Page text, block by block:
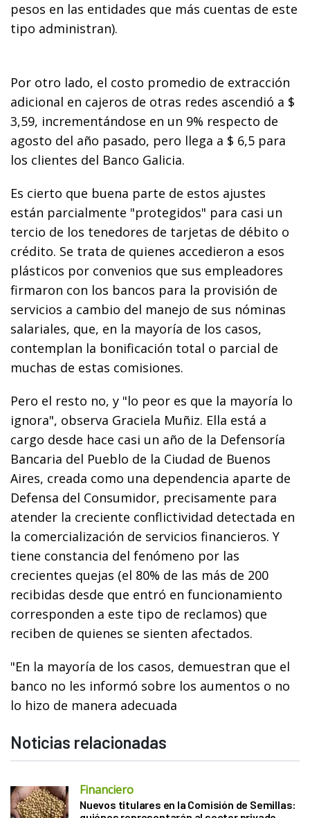
pesos en las entidades que más cuentas de este
tipo administran).
Por otro lado, el costo promedio de extracción
adicional en cajeros de otras redes ascendió a $
3,59, incrementándose en un 9% respecto de
agosto del año pasado, pero llega a $ 6,5 para
los clientes del Banco Galicia.
Es cierto que buena parte de estos ajustes
están parcialmente "protegidos" para casi un
tercio de los tenedores de tarjetas de débito o
crédito. Se trata de quienes accedieron a esos
plásticos por convenios que sus empleadores
firmaron con los bancos para la provisión de
servicios a cambio del manejo de sus nóminas
salariales, que, en la mayoría de los casos,
contemplan la bonificación total o parcial de
muchas de estas comisiones.
Pero el resto no, y "lo peor es que la mayoría lo
ignora", observa Graciela Muñiz. Ella está a
cargo desde hace casi un año de la Defensoría
Bancaria del Pueblo de la Ciudad de Buenos
Aires, creada como una dependencia aparte de
Defensa del Consumidor, precisamente para
atender la creciente conflictividad detectada en
la comercialización de servicios financieros. Y
tiene constancia del fenómeno por las
crecientes quejas (el 80% de las más de 200
recibidas desde que entró en funcionamiento
corresponden a este tipo de reclamos) que
reciben de quienes se sienten afectados.
"En la mayoría de los casos, demuestran que el
banco no les informó sobre los aumentos o no
lo hizo de manera adecuada
Noticias relacionadas
Financiero
Nuevos titulares en la Comisión de Semillas: